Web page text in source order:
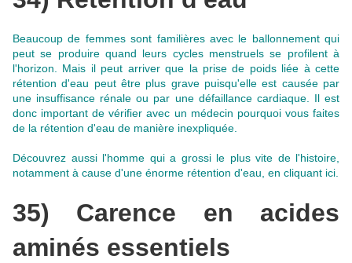
Beaucoup de femmes sont familières avec le ballonnement qui
peut se produire quand leurs cycles menstruels se profilent à
l'horizon. Mais il peut arriver que la prise de poids liée à cette
rétention d'eau peut être plus grave puisqu'elle est causée par
une insuffisance rénale ou par une défaillance cardiaque. Il est
donc important de vérifier avec un médecin pourquoi vous faites
de la rétention d'eau de manière inexpliquée
Découvrez aussi l'homme qui a grossi le plus vite de l'histoire,
notamment à cause d'une énorme rétention d'eau, en cliquant ici
35) Carence en acides
aminés essentiels